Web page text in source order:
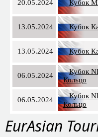
20.05.2024 Кубок
13.05.2024 Кубок
13.05.2024 Кубок
06.05.2024
Кубок
Кольцо
06.05.2024
Кубок
Кольцо
EurAsian